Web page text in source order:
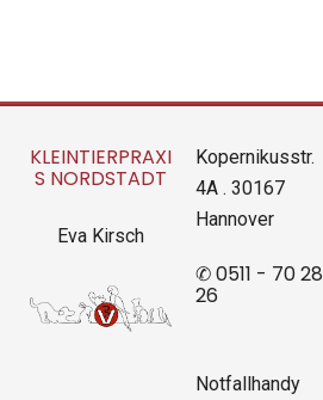
KLEINTIERPRAXI
S NORDSTADT
Eva Kirsch
Kopernikusstr.
4A . 30167
Hannover
✆ 0511 - 70 28
26
Notfallhandy